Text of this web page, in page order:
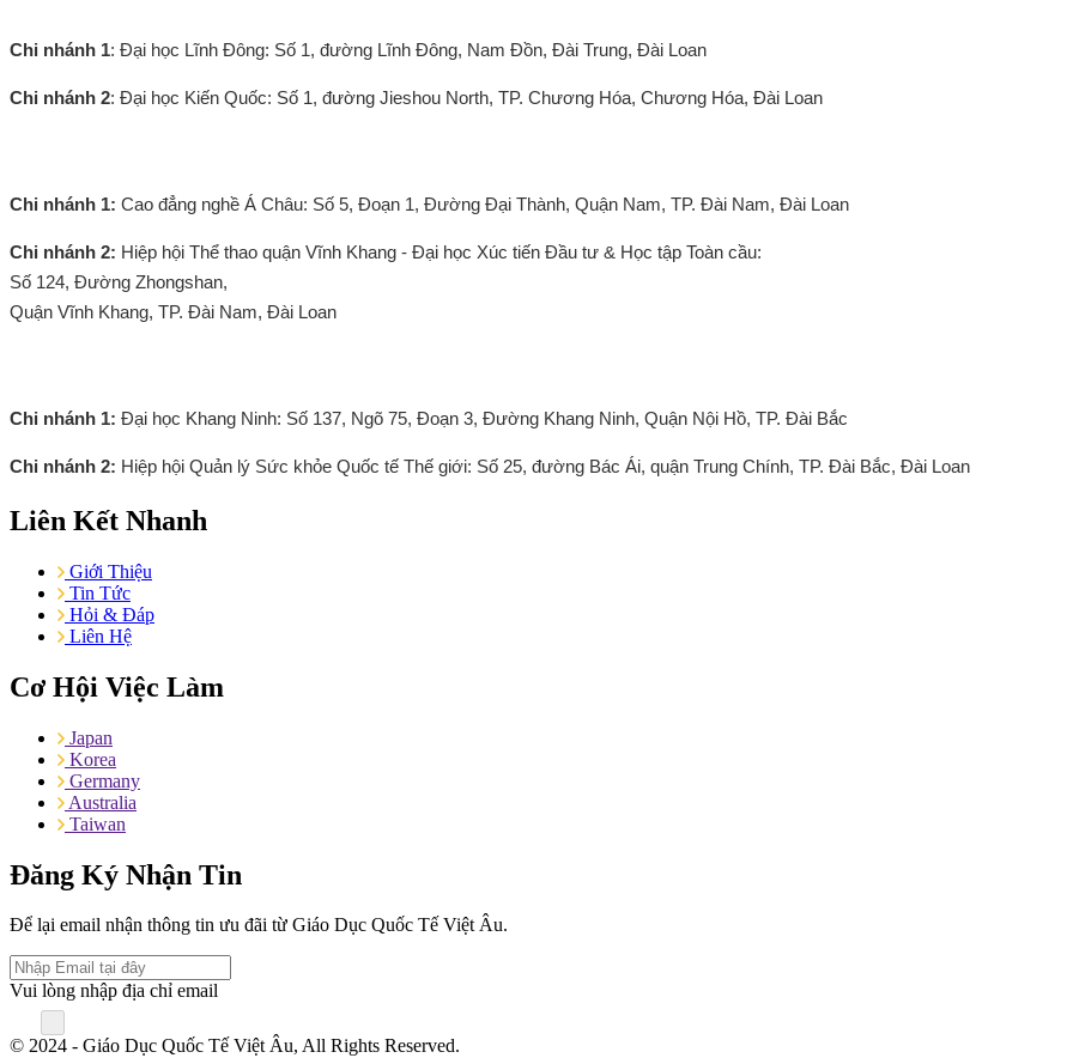
Chi nhánh 1: Đại học Lĩnh Đông: Số 1, đường Lĩnh Đông, Nam Đồn, Đài Trung, Đài Loan
Chi nhánh 2: Đại học Kiến Quốc: Số 1, đường Jieshou North, TP. Chương Hóa, Chương Hóa, Đài Loan
Chi nhánh 1: Cao đẳng nghề Á Châu: Số 5, Đoạn 1, Đường Đại Thành, Quận Nam, TP. Đài Nam, Đài Loan
Chi nhánh 2: Hiệp hội Thể thao quận Vĩnh Khang - Đại học Xúc tiến Đầu tư & Học tập Toàn cầu:
Số 124, Đường Zhongshan,
Quận Vĩnh Khang, TP. Đài Nam, Đài Loan
Chi nhánh 1: Đại học Khang Ninh: Số 137, Ngõ 75, Đoạn 3, Đường Khang Ninh, Quận Nội Hồ, TP. Đài Bắc
Chi nhánh 2: Hiệp hội Quản lý Sức khỏe Quốc tế Thế giới: Số 25, đường Bác Ái, quận Trung Chính, TP. Đài Bắc, Đài Loan
Liên Kết Nhanh
Giới Thiệu
Tin Tức
Hỏi & Đáp
Liên Hệ
Cơ Hội Việc Làm
Japan
Korea
Germany
Australia
Taiwan
Đăng Ký Nhận Tin
Để lại email nhận thông tin ưu đãi từ Giáo Dục Quốc Tế Việt Âu.
Vui lòng nhập địa chỉ email
© 2024 - Giáo Dục Quốc Tế Việt Âu, All Rights Reserved.